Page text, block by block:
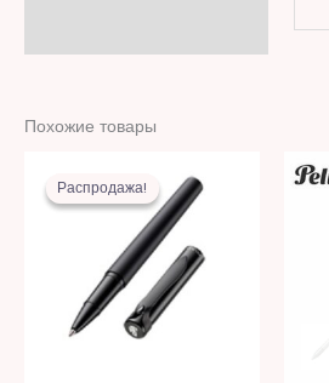
Похожие товары
Распродажа!
Распродажа!цена
составляла
283,00 MDL.